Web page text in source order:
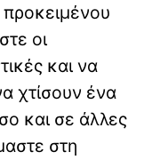
οι
και να
χτίσουν ένα
και σε άλλες
στη